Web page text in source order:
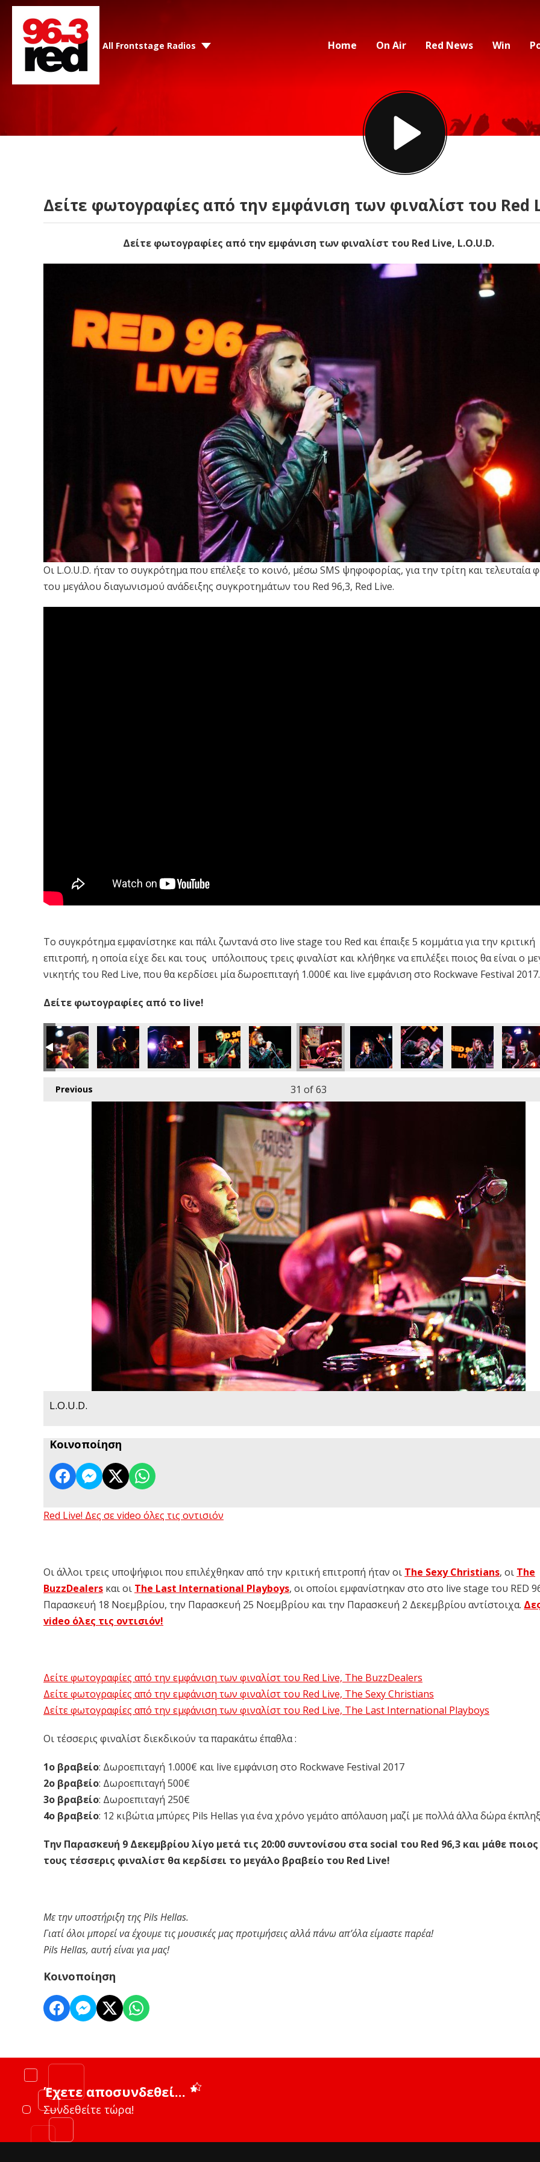
All Frontstage Radios Home On Air Red News Win
Δείτε φωτογραφίες από την εμφάνιση των φιναλίστ του Red
Δείτε φωτογραφίες από την εμφάνιση των φιναλίστ του Red Live, L.O.U.D.
Οι L.O.U.D. ήταν το συγκρότημα που επέλεξε το κοινό, μέσω SMS ψηφοφορίας, για την τρίτη και τελευταία
του μεγάλου διαγωνισμού ανάδειξης συγκροτημάτων του Red 96,3, Red Live.
Το συγκρότημα εμφανίστηκε και πάλι ζωντανά στο live stage του Red και έπαιξε 5 κομμάτια για την κριτική
επιτροπή, η οποία είχε δει και τους υπόλοιπους τρεις φιναλίστ και κλήθηκε να επιλέξει ποιος θα είναι ο
νικητής του Red Live, που θα κερδίσει μία δωροεπιταγή 1.000€ και live εμφάνιση στο Rockwave Festival 2017.
Δείτε φωτογραφίες από το live!
Previous 31 of 63
L.O.U.D.
Κοινοποίηση
Red Live! Δες σε video όλες τις οντισιόν
Οι άλλοι τρεις υποψήφιοι που επιλέχθηκαν από την κριτική επιτροπή ήταν οι The Sexy Christians, οι The
BuzzDealers και οι The Last International Playboys, οι οποίοι εμφανίστηκαν στο στο live stage του RED
Παρασκευή 18 Νοεμβρίου, την Παρασκευή 25 Νοεμβρίου και την Παρασκευή 2 Δεκεμβρίου αντίστοιχα.
video όλες τις οντισιόν!
Δείτε φωτογραφίες από την εμφάνιση των φιναλίστ του Red Live, The BuzzDealers
Δείτε φωτογραφίες από την εμφάνιση των φιναλίστ του Red Live, The Sexy Christians
Δείτε φωτογραφίες από την εμφάνιση των φιναλίστ του Red Live, The Last International Playboys
Οι τέσσερις φιναλίστ διεκδικούν τα παρακάτω έπαθλα :
1ο βραβείο: Δωροεπιταγή 1.000€ και live εμφάνιση στο Rockwave Festival 2017
2ο βραβείο: Δωροεπιταγή 500€
3ο βραβείο: Δωροεπιταγή 250€
4ο βραβείο: 12 κιβώτια μπύρες Pils Hellas για ένα χρόνο γεμάτο απόλαυση μαζί με πολλά άλλα δώρα
Την Παρασκευή 9 Δεκεμβρίου λίγο μετά τις 20:00 συντονίσου στα social του Red 96,3 και μάθε
τους τέσσερις φιναλίστ θα κερδίσει το μεγάλο βραβείο του Red Live!
Με την υποστήριξη της Pils Hellas.
Γιατί όλοι μπορεί να έχουμε τις μουσικές μας προτιμήσεις αλλά πάνω απ’όλα είμαστε παρέα!
Pils Hellas, αυτή είναι για μας!
Κοινοποίηση
Έχετε αποσυνδεθεί...
Συνδεθείτε τώρα!